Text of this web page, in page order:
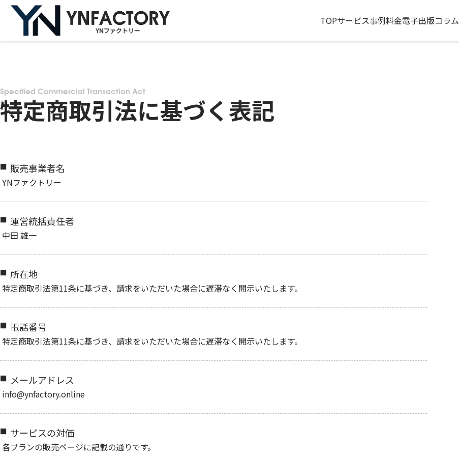
TOPサービス事例料金電子出版コラム
Specified Commercial Transaction Act
特定商取引法に基づく表記
販売事業者名
YNファクトリー
運営統括責任者
中田 雄一
所在地
特定商取引法第11条に基づき、請求をいただいた場合に遅滞なく開示いたします。
電話番号
特定商取引法第11条に基づき、請求をいただいた場合に遅滞なく開示いたします。
メールアドレス
info@ynfactory.online
サービスの対価
各プランの販売ページに記載の通りです。